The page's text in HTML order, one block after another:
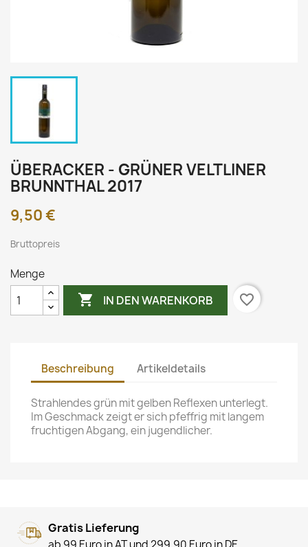
ÜBERACKER - GRÜNER VELTLINER
BRUNNTHAL 2017
9,50 €
Bruttopreis
Menge
 IN DEN WARENKORB favorite_border
Beschreibung Artikeldetails
Strahlendes grün mit gelben Reflexen unterlegt.
Im Geschmack zeigt er sich pfeffrig mit langem
fruchtigen Abgang, ein jugendlicher.
Gratis Lieferung